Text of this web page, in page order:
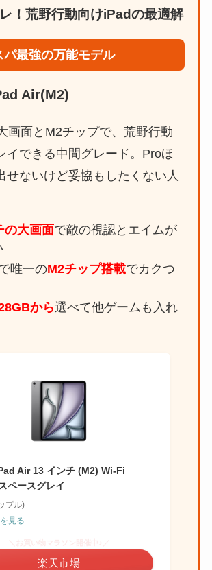
！荒野行動向けiPadの最適解
パ最強の万能モデル
Air(M2)
画面とM2チップで、荒野行動
イできる中間グレード。Proほ
せないけど妥協もしたくない人
の大画面で敵の視認とエイムが
唯一のM2チップ搭載でカクつ
から選べて他ゲームも入れ
Air 13 インチ (M2) Wi-Fi
ペースグレイ
プル)
見る
楽天市場